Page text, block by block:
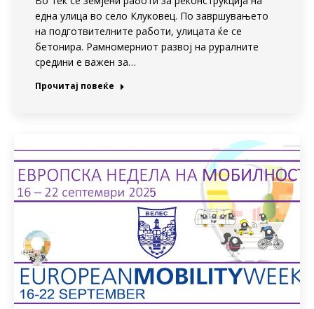
една улица во село Клуковец. По завршувањето
на подготвителните работи, улицата ќе се
бетонира. Рамномерниот развој на руралните
средини е важен за…
Прочитај повеќе